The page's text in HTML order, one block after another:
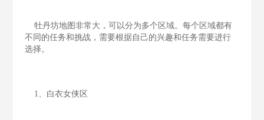
牡丹坊地图非常大，可以分为多个区域。每个区域都有
不同的任务和挑战，需要根据自己的兴趣和任务需要进行
选择。
1、白衣女侠区